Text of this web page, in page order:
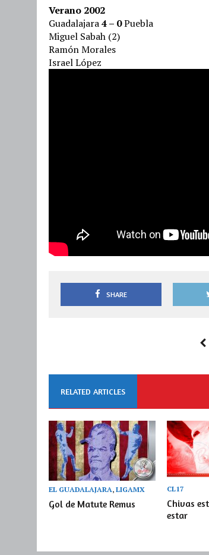
Verano 2002
Guadalajara4 – 0Puebla
Miguel Sabah (2)
Ramón Morales
Israel López
SHARE
RELATED ARTICLES
EL GUADALAJARA, LIGAMX
Gol de Matute Remus
CL17
Chivas
estar